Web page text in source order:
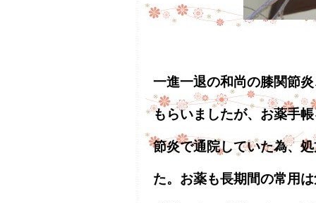
一進一退の和尚の膝関節
もらいましたが、お薬手
節炎で通院していた為、
た。お薬も長期間の常用